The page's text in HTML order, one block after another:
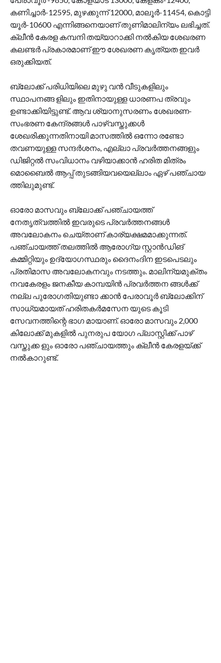
കണിച്ചാർ-12595, മുഴക്കുന്ന് 12000, മാലൂർ-11454, കൊട്ടി
യൂർ-10600 എന്നിങ്ങനെയാണ് തുണിമാലിന്യം ലഭിച്ചത്.
ക്ലീൻ കേരള കമ്പനി തയ്യാറാക്കി നൽകിയ ശേഖരണ
കലണ്ടർ പ്രകാരമാണ് ഈ ശേഖരണ കൃത്യത ഇവർ
ഒരുക്കിയത്.
ബ്ലോക്ക് പരിധിയിലെ മുഴു വൻ വീടുകളിലും
സ്ഥാപനങ്ങ ളിലും ഇതിനായുള്ള ധാരണപ ത്രവും
ഉണ്ടാക്കിയിട്ടുണ്ട്. ആവ ശ്യാനുസരണം ശേഖരണ-
സംഭരണ കേന്ദ്രങ്ങൾ പാഴ്വ‌സ്തുക്കൾ
ശേഖരിക്കുന്നതിനായി മാസത്തിൽ ഒന്നോ രണ്ടോ
തവണയുള്ള സന്ദർശനം, എല്ലാ പ്രവർത്തനങ്ങളും
ഡിജിറ്റൽ സംവിധാനം വഴിയാക്കാൻ ഹരിത മിത്രം
മൊബൈൽ ആപ്പ് തുടങ്ങിയവയെല്ലാം ഏഴ് പഞ്ചായ
ത്തിലുമുണ്ട്.
ഓരോ മാസവും ബ്ലോക്ക് പഞ്ചായത്ത്
നേതൃത്വത്തിൽ ഇവരുടെ പ്രവർത്തനങ്ങൾ
അവലോകനം ചെയ്താണ് കാര്യക്ഷമമാക്കുന്നത്.
പഞ്ചായത്ത് തലത്തിൽ ആരോഗ്യ സ്റ്റാൻഡിങ്
കമ്മിറ്റിയും ഉദ്യോഗസ്ഥരും ദൈനംദിന ഇടപെടലും
പ്രതിമാസ അവലോകനവും നടത്തും. മാലിന്യമുക്തം
നവകേരളം ജനകീയ കാമ്പയിൻ പ്രവർത്തന ങ്ങൾക്ക്
നല്ല പുരോഗതിയുണ്ടാ ക്കാൻ പേരാവൂർ ബ്ലോക്കിന്
സാധ്യമായത് ഹരിതകർമസേന യുടെ കൂടി
സേവനത്തിന്റെ ഭാഗ മായാണ്. ഓരോ മാസവും 2,000
കിലോക്ക് മുകളിൽ പുനരുപ യോഗ പ്ലാസ്റ്റിക്ക് പാഴ്
വസ്തുക്ക ളും ഓരോ പഞ്ചായത്തും ക്ലീൻ കേരളയ്ക്ക്
നൽകാറുണ്ട്.